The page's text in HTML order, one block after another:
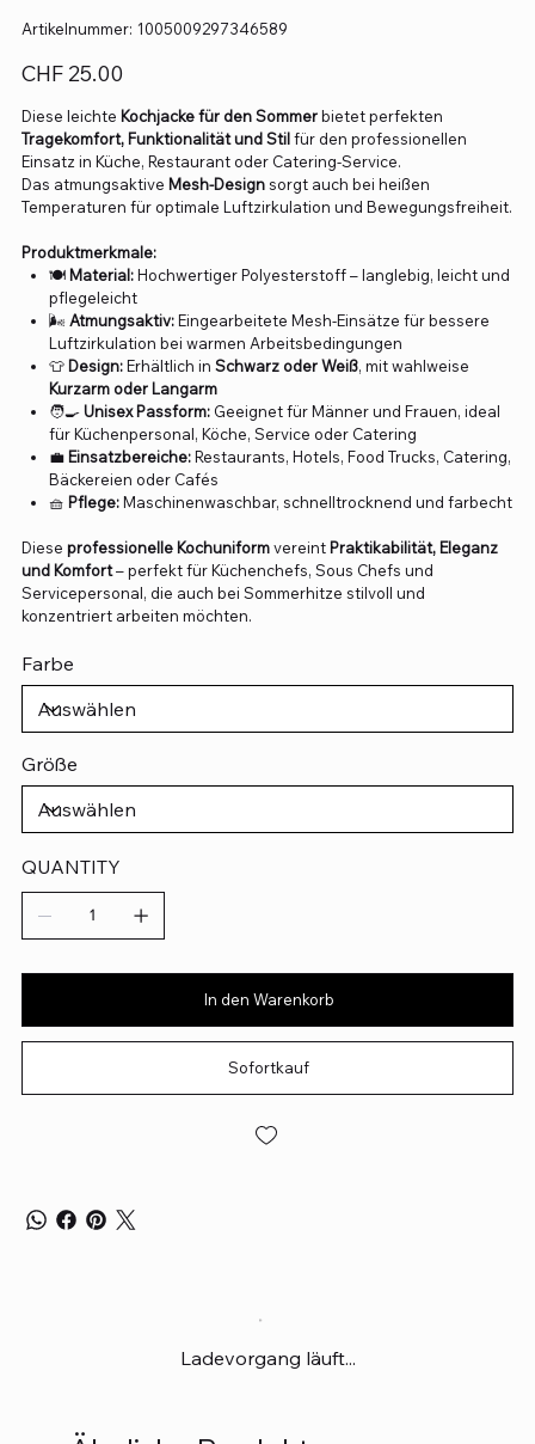
Artikelnummer: Artikelnummer:
1005009297346589
1005009297346589
Preis
CHF 25.00
Diese leichte Kochjacke für den Sommerbietet perfekten
Tragekomfort, Funktionalität und Stilfür den professionellen
Einsatz in Küche, Restaurant oder Catering-Service.
Das atmungsaktive Mesh-Designsorgt auch bei heißen
Temperaturen für optimale Luftzirkulation und Bewegungsfreiheit.
Produktmerkmale:
🍽️ Material:Hochwertiger Polyesterstoff – langlebig, leicht und
pflegeleicht
🌬️Atmungsaktiv:Eingearbeitete Mesh-Einsätze für bessere
Luftzirkulation bei warmen Arbeitsbedingungen
👕 Design:Erhältlich inSchwarz oder Weiß, mit wahlweise
Kurzarm oder Langarm
🧑‍🍳Unisex Passform: Geeignet für Männer und Frauen, ideal
für Küchenpersonal, Köche, Service oder Catering
💼 Einsatzbereiche:Restaurants, Hotels, Food Trucks, Catering,
Bäckereien oder Cafés
🧺 Pflege:Maschinenwaschbar, schnelltrocknend und farbecht
Diese professionelle Kochuniformvereint Praktikabilität, Eleganz
und Komfort– perfekt für Küchenchefs, Sous Chefs und
Servicepersonal, die auch bei Sommerhitze stilvoll und
konzentriert arbeiten möchten.
Farbe
Größe
QUANTITY
In den Warenkorb
Sofortkauf
Ladevorgang läuft...